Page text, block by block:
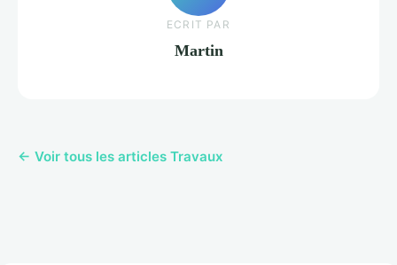
ECRIT PAR
Martin
← Voir tous les articles Travaux